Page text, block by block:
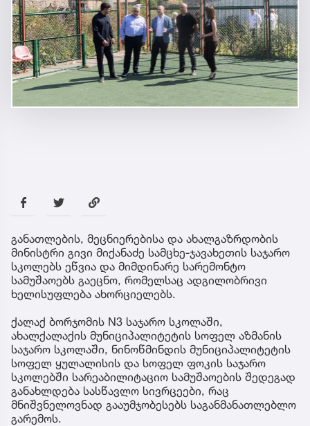
განათლების, მეცნიერებისა და ახალგაზრდობის
მინისტრი გივი მიქანაძე სამცხე-ჯავახეთის საჯარო
სკოლებს ეწვია და მიმდინარე სარემონტო
სამუშაოებს გაეცნო, რომელსაც ადგილობრივი
ხელისუფლება ახორციელებს.
ქალაქ ბორჯომის N3 საჯარო სკოლაში,
ახალქალაქის მუნიციპალიტეტის სოფელ აზმანის
საჯარო სკოლაში, ნინოწმინდის მუნიციპალიტეტის
სოფელ ყულალისის და სოფელ ფოკის საჯარო
სკოლებში სარეაბილიტაციო სამუშაოების შედეგად
განახლდება სასწავლო სივრცეები, რაც
მნიშვნელოვნად გააუმჯობესებს საგანმანათლებლო
გარემოს.